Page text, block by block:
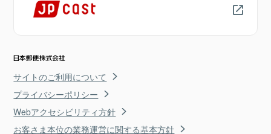
サイトのご利用について
プライバシーポリシー
Webアクセシビリティ方針
お客さま本位の業務運営に関する基本方針